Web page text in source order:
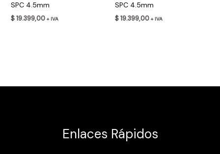
SPC 4.5mm
$19.399,00 + IVA
SPC 4.5mm
$19.399,00 + IVA
Enlaces Rápidos